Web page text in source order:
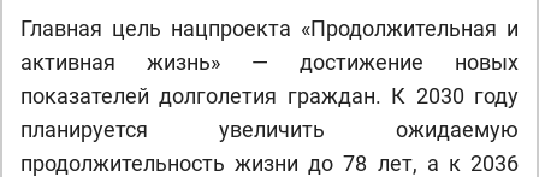
Главная цель нацпроекта «Продолжительная и
активная жизнь» — достижение новых
показателей долголетия граждан. К 2030 году
планируется увеличить ожидаемую
продолжительность жизни до 78 лет, а к 2036